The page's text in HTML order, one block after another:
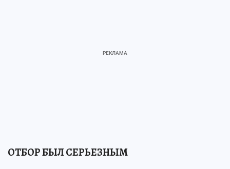
ОТБОР БЫЛ СЕРЬЕЗНЫМ